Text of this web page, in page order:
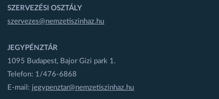
SZERVEZÉSI OSZTÁLY
szervezes@nemzetiszinhaz.hu
JEGYPÉNZTÁR
1095 Budapest, Bajor Gizi park 1.
Telefon: 1/476-6868
E-mail: jegypenztar@nemzetiszinhaz.hu